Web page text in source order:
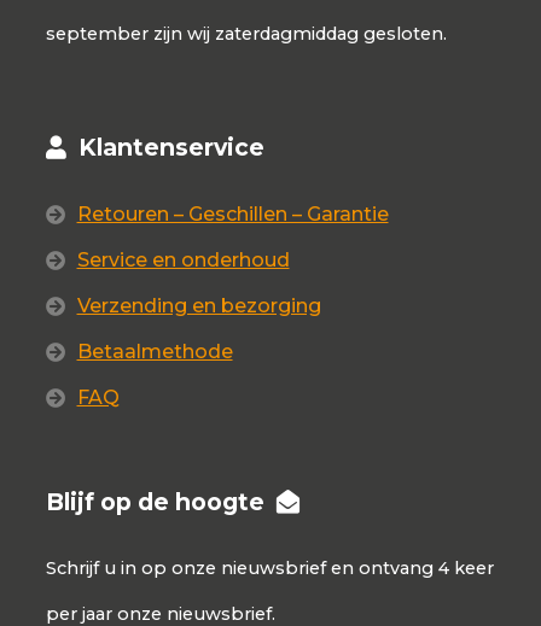
september zijn wij zaterdagmiddag gesloten.
Klantenservice
Retouren – Geschillen – Garantie
Service en onderhoud
Verzending en bezorging
Betaalmethode
FAQ
Blijf op de hoogte
Schrijf u in op onze nieuwsbrief en ontvang 4 keer
per jaar onze nieuwsbrief.